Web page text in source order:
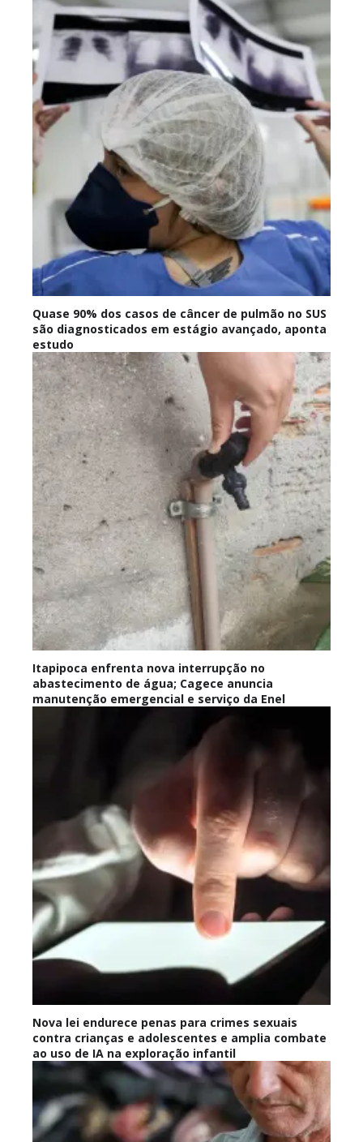
Quase 90% dos casos de câncer de pulmão no SUS
são diagnosticados em estágio avançado, aponta
estudo
Itapipoca enfrenta nova interrupção no
abastecimento de água; Cagece anuncia
manutenção emergencial e serviço da Enel
Nova lei endurece penas para crimes sexuais
contra crianças e adolescentes e amplia combate
ao uso de IA na exploração infantil